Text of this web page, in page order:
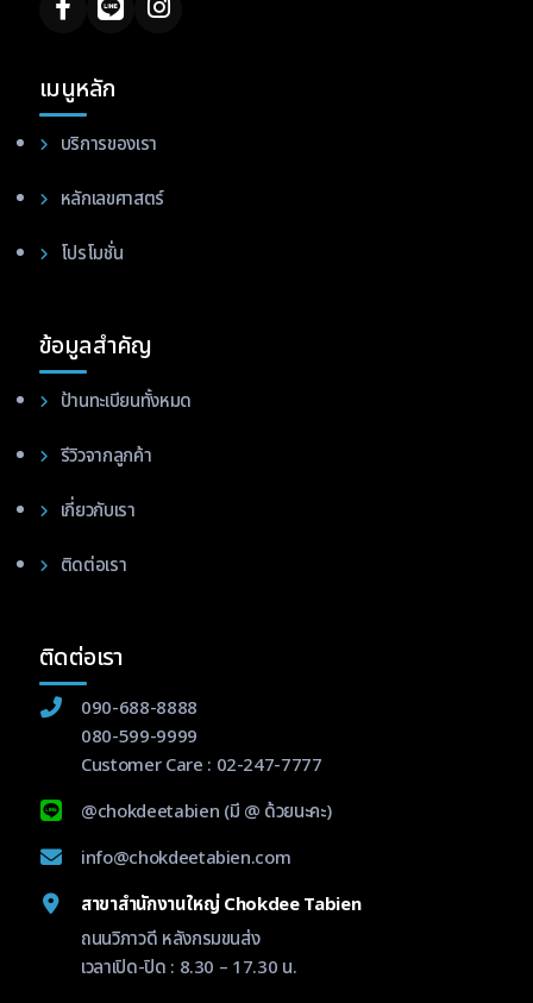
เมนูหลัก
บริการของเรา
หลักเลขศาสตร์
โปรโมชั่น
ข้อมูลสำคัญ
ป้านทะเบียนทั้งหมด
รีวิวจากลูกค้า
เกี่ยวกับเรา
ติดต่อเรา
ติดต่อเรา
090-688-8888
080-599-9999
Customer Care : 02-247-7777
@chokdeetabien (มี @ ด้วยนะคะ)
info@chokdeetabien.com
สาขาสำนักงานใหญ่ Chokdee Tabien
ถนนวิภาวดี หลังกรมขนส่ง
เวลาเปิด-ปิด : 8.30 – 17.30 น.